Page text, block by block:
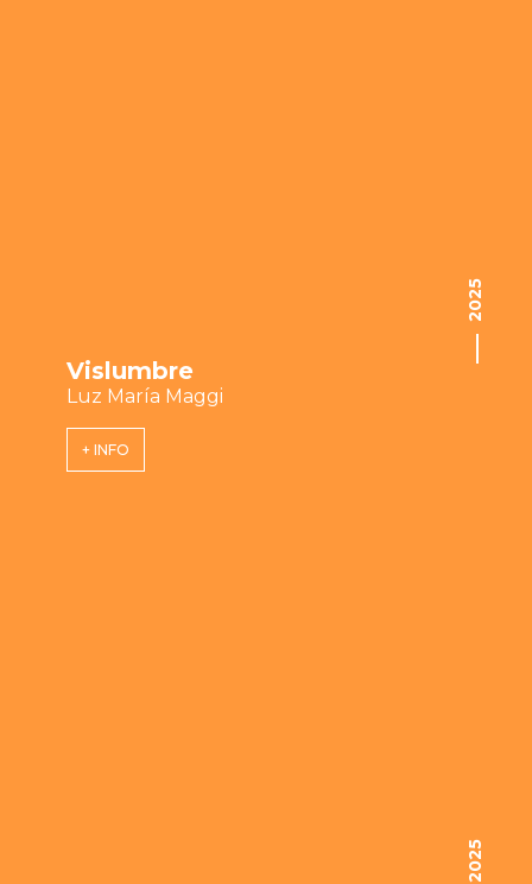
Vislumbre
Luz María Maggi
+ INFO
2025
2025